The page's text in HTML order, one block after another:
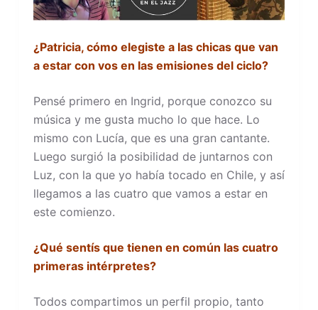
¿Patricia, cómo elegiste a las chicas que van
a estar con vos en las emisiones del ciclo?
Pensé primero en Ingrid, porque conozco su
música y me gusta mucho lo que hace. Lo
mismo con Lucía, que es una gran cantante.
Luego surgió la posibilidad de juntarnos con
Luz, con la que yo había tocado en Chile, y así
llegamos a las cuatro que vamos a estar en
este comienzo.
¿Qué sentís que tienen en común las cuatro
primeras intérpretes?
Todos compartimos un perfil propio, tanto